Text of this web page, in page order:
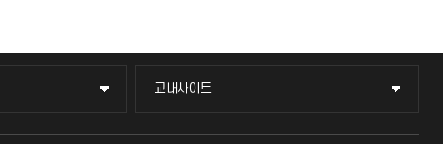
교내사이트
교내사이트
교수회